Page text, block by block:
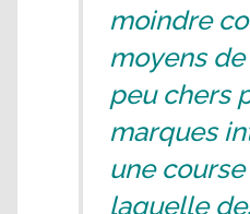
moindre
moyens
peu chers
marques
une
laquelle